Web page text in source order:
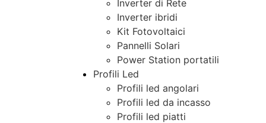
Inverter di Rete
Inverter ibridi
Kit Fotovoltaici
Pannelli Solari
Power Station portatili
Profili Led
Profili led angolari
Profili led da incasso
Profili led piatti